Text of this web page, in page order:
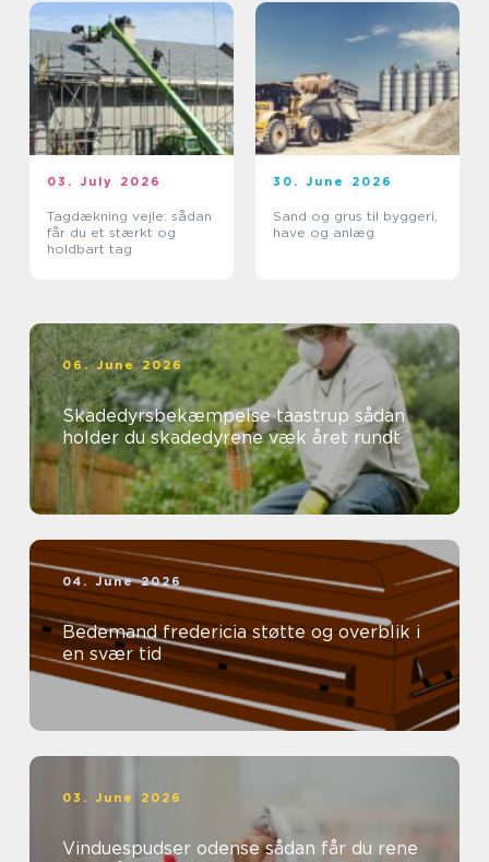
03. July 2026
Tagdækning vejle: sådan
får du et stærkt og
holdbart tag
30. June 2026
Sand og grus til byggeri,
have og anlæg
06. June 2026
Skadedyrsbekæmpelse taastrup sådan
holder du skadedyrene væk året rundt
04. June 2026
Bedemand fredericia støtte og overblik i
en svær tid
03. June 2026
Vinduespudser odense sådan får du rene